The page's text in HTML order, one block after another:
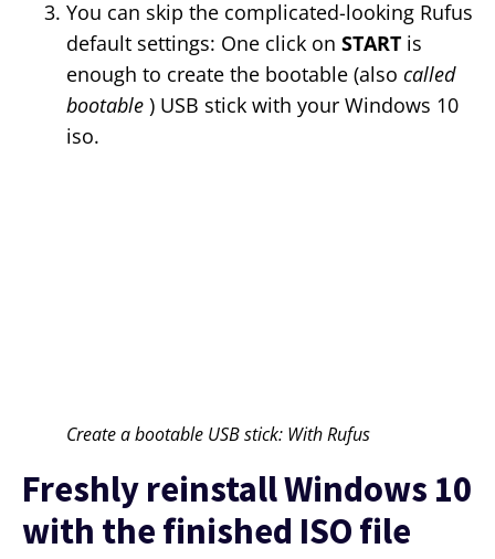
You can skip the complicated-looking Rufus
default settings: One click on START is
enough to create the bootable (also called
bootable ) USB stick with your Windows 10
iso.
Create a bootable USB stick: With Rufus
Freshly reinstall Windows 10
with the finished ISO file